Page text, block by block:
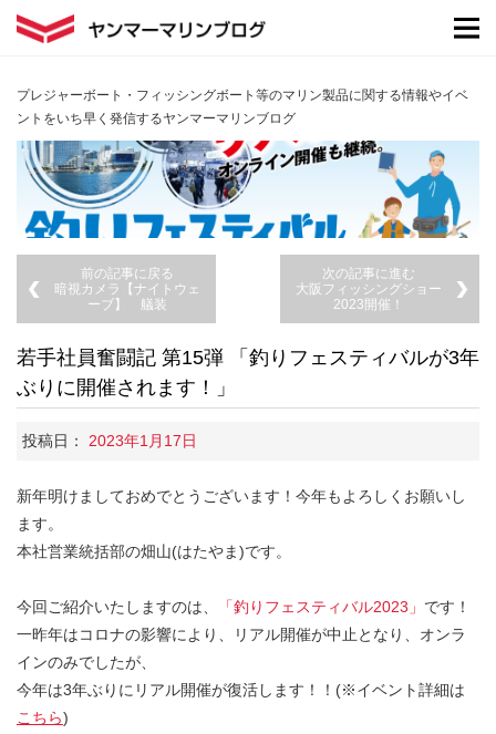
プレジャーボート・フィッシングボート等のマリン製品に関する情報やイベ
ントをいち早く発信するヤンマーマリンブログ
前の記事に戻る
暗視カメラ【ナイトウェ
ーブ】 艤装
次の記事に進む
大阪フィッシングショー
2023開催！
若手社員奮闘記 第15弾 「釣りフェスティバルが3年
ぶりに開催されます！」
投稿日： 2023年1月17日
新年明けましておめでとうございます！今年もよろしくお願いし
ます。
本社営業統括部の畑山(はたやま)です。
今回ご紹介いたしますのは、 「釣りフェスティバル2023」 です！
一昨年はコロナの影響により、リアル開催が中止となり、オンラ
インのみでしたが、
今年は3年ぶりにリアル開催が復活します！！(※イベント詳細は
こちら)